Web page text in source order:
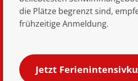
die Plätze begrenzt sind,
frühzeitige Anmeldung.
Jetzt